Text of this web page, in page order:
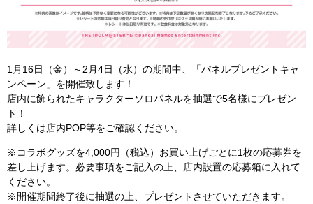
1月16日（金）～2月4日（水）の期間中、「パネルプレゼントキャ
ンペーン」を開催致します！
店内に飾られたキャラクターソロパネルを抽選で5名様にプレゼン
ト！
詳しくは店内POP等をご確認ください。
※コラボグッズを4,000円（税込）お買い上げごとに1枚の応募券を
差し上げます。必要事項をご記入の上、店内設置の応募箱に入れて
ください。
※開催期間終了後に抽選の上、プレゼントさせていただきます。